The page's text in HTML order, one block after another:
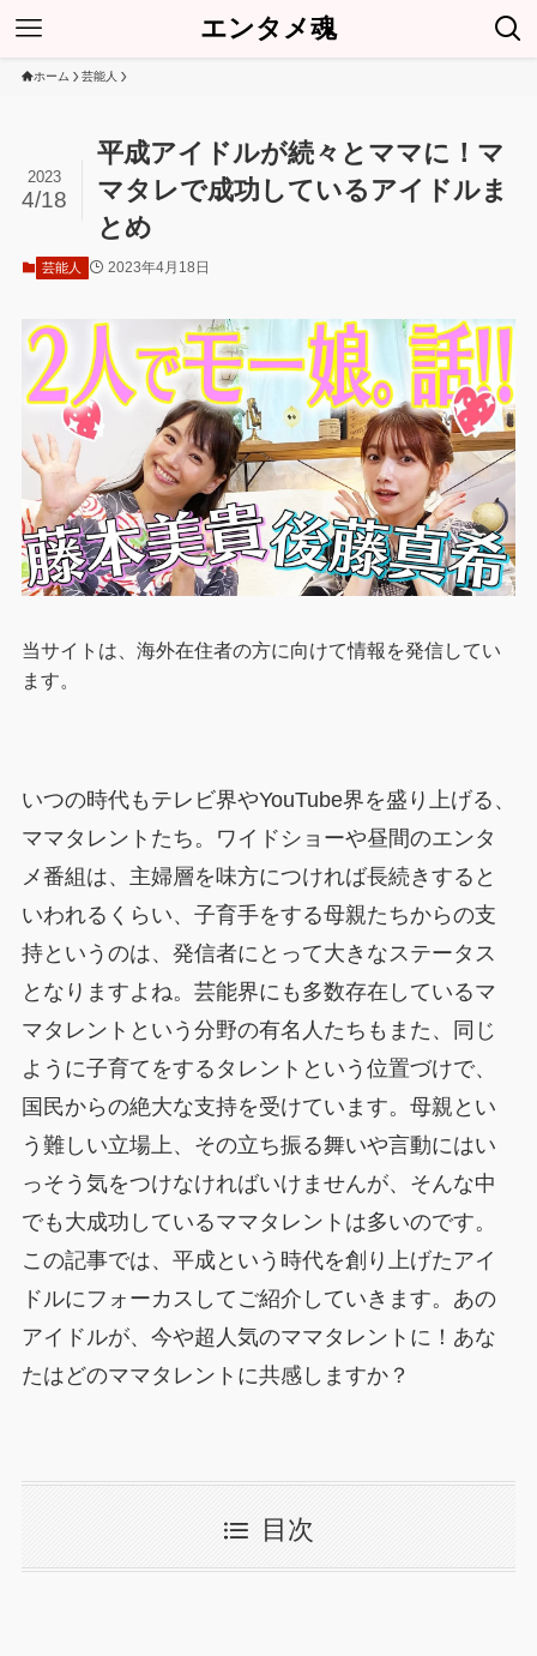
エンタメ魂
ホーム 芸能人
平成アイドルが続々とママに！マ
マタレで成功しているアイドルま
とめ
2023
4/18
芸能人 2023年4月18日
当サイトは、海外在住者の方に向けて情報を発信してい
ます。
いつの時代もテレビ界やYouTube界を盛り上げる、
ママタレントたち。ワイドショーや昼間のエンタ
メ番組は、主婦層を味方につければ長続きすると
いわれるくらい、子育手をする母親たちからの支
持というのは、発信者にとって大きなステータス
となりますよね。芸能界にも多数存在しているマ
マタレントという分野の有名人たちもまた、同じ
ように子育てをするタレントという位置づけで、
国民からの絶大な支持を受けています。母親とい
う難しい立場上、その立ち振る舞いや言動にはい
っそう気をつけなければいけませんが、そんな中
でも大成功しているママタレントは多いのです。
この記事では、平成という時代を創り上げたアイ
ドルにフォーカスしてご紹介していきます。あの
アイドルが、今や超人気のママタレントに！あな
たはどのママタレントに共感しますか？
目次